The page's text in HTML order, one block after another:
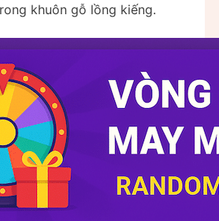
khuôn gỗ lồng kiếng.